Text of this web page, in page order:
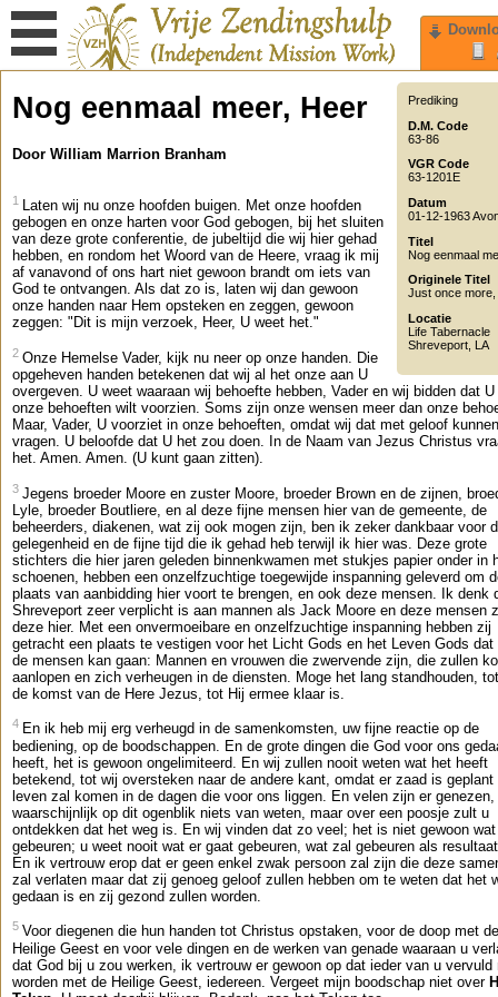
Prediking
D.M. Code
63-86
VGR Code
63-1201E
Datum
01-12-1963
Titel
Nog eenmaal
Originele Titel
Just once more,
Locatie
Life Tabernacle
Shreveport LA
Nog eenmaal meer, Heer
Door William Marrion Branham
1 Laten wij nu onze hoofden buigen. Met onze hoofden
gebogen en onze harten voor God gebogen, bij het sluiten
van deze grote conferentie, de jubeltijd die wij hier gehad
hebben, en rondom het Woord van de Heere, vraag ik mij
af vanavond of ons hart niet gewoon brandt om iets van
God te ontvangen. Als dat zo is, laten wij dan gewoon
onze handen naar Hem opsteken en zeggen, gewoon
zeggen: "Dit is mijn verzoek, Heer, U weet het."
2 Onze Hemelse Vader, kijk nu neer op onze handen. Die
opgeheven handen betekenen dat wij al het onze aan U
overgeven. U weet waaraan wij behoefte hebben, Vader en wij bidden dat U
onze behoeften wilt voorzien. Soms zijn onze wensen meer dan onze
Maar, Vader, U voorziet in onze behoeften, omdat wij dat met geloof kunnen
vragen. U beloofde dat U het zou doen. In de Naam van Jezus Christus
het. Amen. Amen. (U kunt gaan zitten).
3 Jegens broeder Moore en zuster Moore, broeder Brown en de zijnen,
Lyle, broeder Boutliere, en al deze fijne mensen hier van de gemeente, de
beheerders, diakenen, wat zij ook mogen zijn, ben ik zeker dankbaar voor
gelegenheid en de fijne tijd die ik gehad heb terwijl ik hier was. Deze grote
stichters die hier jaren geleden binnenkwamen met stukjes papier onder in
schoenen, hebben een onzelfzuchtige toegewijde inspanning geleverd om
plaats van aanbidding hier voort te brengen, en ook deze mensen. Ik denk
Shreveport zeer verplicht is aan mannen als Jack Moore en deze mensen
deze hier. Met een onvermoeibare en onzelfzuchtige inspanning hebben zij
getracht een plaats te vestigen voor het Licht Gods en het Leven Gods dat
de mensen kan gaan: Mannen en vrouwen die zwervende zijn, die zullen
aanlopen en zich verheugen in de diensten. Moge het lang standhouden,
de komst van de Here Jezus, tot Hij ermee klaar is.
4 En ik heb mij erg verheugd in de samenkomsten, uw fijne reactie op de
bediening, op de boodschappen. En de grote dingen die God voor ons
heeft, het is gewoon ongelimiteerd. En wij zullen nooit weten wat het heeft
betekend, tot wij oversteken naar de andere kant, omdat er zaad is
leven zal komen in de dagen die voor ons liggen. En velen zijn er genezen,
waarschijnlijk op dit ogenblik niets van weten, maar over een poosje zult u
ontdekken dat het weg is. En wij vinden dat zo veel; het is niet gewoon
gebeuren; u weet nooit wat er gaat gebeuren, wat zal gebeuren als
En ik vertrouw erop dat er geen enkel zwak persoon zal zijn die deze
zal verlaten maar dat zij genoeg geloof zullen hebben om te weten dat het
gedaan is en zij gezond zullen worden.
5 Voor diegenen die hun handen tot Christus opstaken, voor de doop met de
Heilige Geest en voor vele dingen en de werken van genade waaraan u
dat God bij u zou werken, ik vertrouw er gewoon op dat ieder van u vervuld
worden met de Heilige Geest, iedereen. Vergeet mijn boodschap niet over